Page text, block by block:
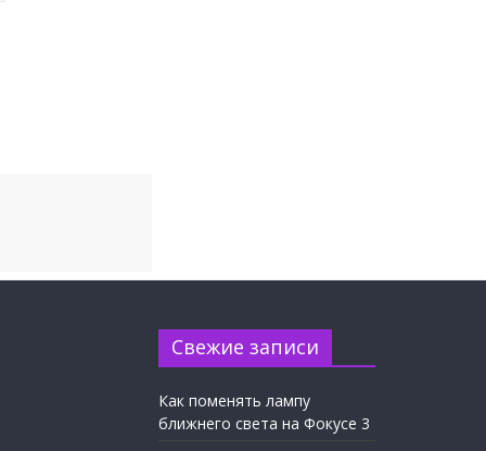
Свежие записи
Как поменять лампу
ближнего света на Фокусе 3